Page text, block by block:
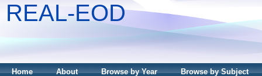
REAL-EOD
Home About Browse by Year Browse by Subject